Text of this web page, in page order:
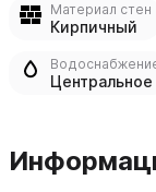
Материал стен
Кирпичный
Центральное